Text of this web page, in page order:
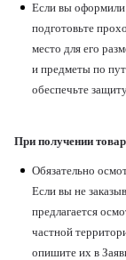
Если вы оформили
подготовьте
место для его
и предметы по
обеспечьте
При получении
Обязательно
Если вы не
предлагается
частной
опишите их в